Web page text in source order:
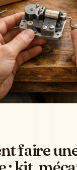
faire